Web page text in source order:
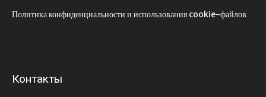
Политика конфиденциальности и использования cookie-файлов
Контакты